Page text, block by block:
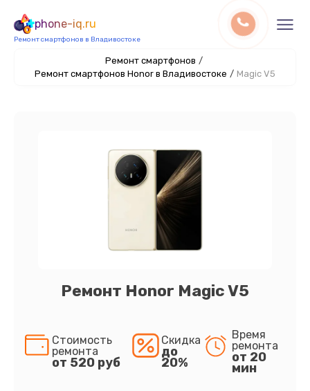
phone-iq.ru
Ремонт смартфонов в Владивостоке
Ремонт смартфонов /
Ремонт смартфонов Honor в Владивостоке / Magic V5
Ремонт Honor Magic V5
Стоимость
ремонта
от 520 руб
Скидка
до
20%
Время
ремонта
от 20
мин